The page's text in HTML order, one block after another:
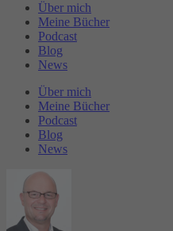
Über mich
Meine Bücher
Podcast
Blog
News
Über mich
Meine Bücher
Podcast
Blog
News